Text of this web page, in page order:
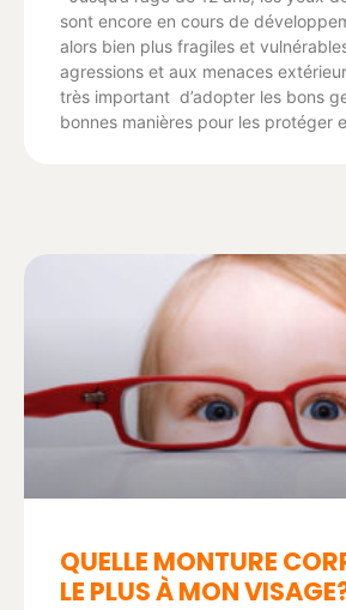
sont encore en cours de
alors bien plus fragiles et
agressions et aux menaces
très important d’adopter les bons
bonnes manières pour les protéger
QUELLE MONTURE
LE PLUS À MON